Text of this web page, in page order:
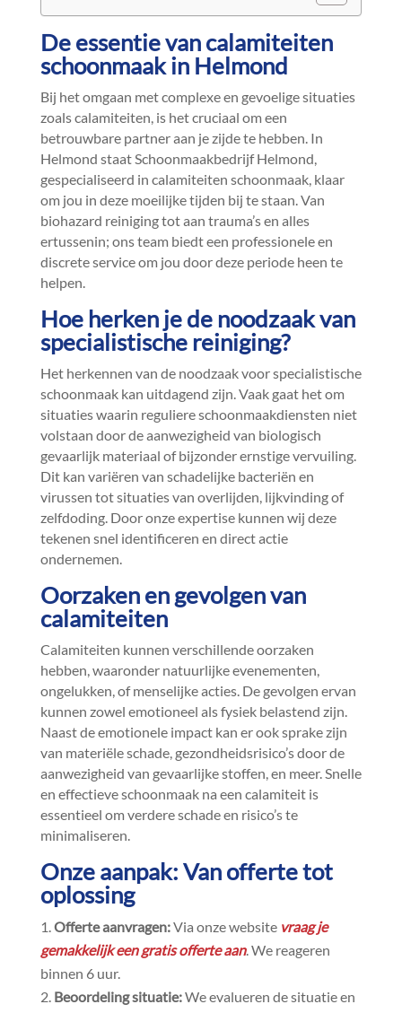
De essentie van calamiteiten
schoonmaak in Helmond
Bij het omgaan met complexe en gevoelige situaties
zoals calamiteiten, is het cruciaal om een
betrouwbare partner aan je zijde te hebben.​ In
Helmond staat Schoonmaakbedrijf Helmond,
gespecialiseerd in calamiteiten schoonmaak, klaar
om jou in deze moeilijke tijden bij te staan.​ Van
biohazard reiniging tot aan trauma’s en alles
ertussenin; ons team biedt een professionele en
discrete service om jou door deze periode heen te
helpen.​
Hoe herken je de noodzaak van
specialistische reiniging?
Het herkennen van de noodzaak voor specialistische
schoonmaak kan uitdagend zijn.​ Vaak gaat het om
situaties waarin reguliere schoonmaakdiensten niet
volstaan door de aanwezigheid van biologisch
gevaarlijk materiaal of bijzonder ernstige vervuiling.​
Dit kan variëren van schadelijke bacteriën en
virussen tot situaties van overlijden, lijkvinding of
zelfdoding.​ Door onze expertise kunnen wij deze
tekenen snel identificeren en direct actie
ondernemen.​
Oorzaken en gevolgen van
calamiteiten
Calamiteiten kunnen verschillende oorzaken
hebben, waaronder natuurlijke evenementen,
ongelukken, of menselijke acties.​ De gevolgen ervan
kunnen zowel emotioneel als fysiek belastend zijn.​
Naast de emotionele impact kan er ook sprake zijn
van materiële schade, gezondheidsrisico’s door de
aanwezigheid van gevaarlijke stoffen, en meer.​ Snelle
en effectieve schoonmaak na een calamiteit is
essentieel om verdere schade en risico’s te
minimaliseren.​
Onze aanpak: Van offerte tot
oplossing
Offerte aanvragen:Via onze website vraag je
gemakkelijk een gratis offerte aan.​ We reageren
binnen 6 uur.​
Beoordeling situatie:We evalueren de situatie en